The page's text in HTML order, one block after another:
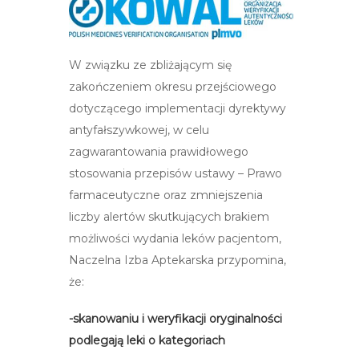
W związku ze zbliżającym się
zakończeniem okresu przejściowego
dotyczącego implementacji dyrektywy
antyfałszywkowej, w celu
zagwarantowania prawidłowego
stosowania przepisów ustawy – Prawo
farmaceutyczne oraz zmniejszenia
liczby alertów skutkujących brakiem
możliwości wydania leków pacjentom,
Naczelna Izba Aptekarska przypomina,
że:
-skanowaniu i weryfikacji oryginalności
podlegają leki o kategoriach